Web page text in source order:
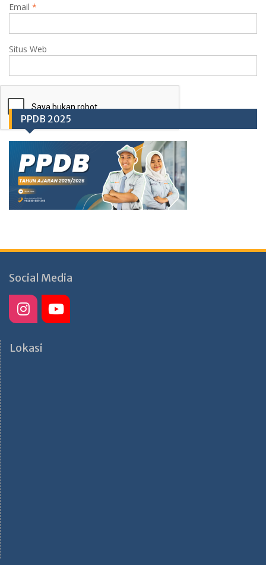
Email *
Situs Web
PPDB 2025
Social Media
Lokasi